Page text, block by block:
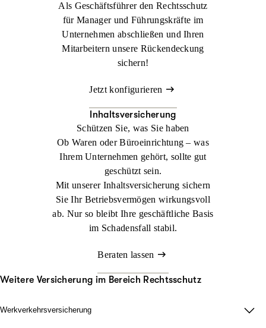
Als Geschäftsführer den Rechtsschutz
für Manager und Führungskräfte im
Unternehmen abschließen und Ihren
Mitarbeitern unsere Rückendeckung
sichern!
Jetzt konfigurieren
Inhaltsversicherung
Schützen Sie, was Sie haben
Ob Waren oder Büroeinrichtung – was
Ihrem Unternehmen gehört, sollte gut
geschützt sein.
Mit unserer Inhaltsversicherung sichern
Sie Ihr Betriebsvermögen wirkungsvoll
ab. Nur so bleibt Ihre geschäftliche Basis
im Schadensfall stabil.
Beraten lassen
Weitere Versicherung im Bereich Rechtsschutz
Werkverkehrsversicherung